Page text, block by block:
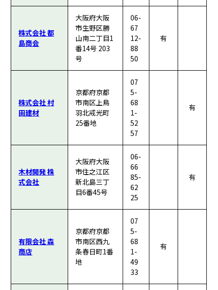
株式会社 都
島商会
大阪府大阪
市生野区勝
山南二丁目1
番14号 203
号
06-
67
12-
88
50
有
株式会社 村
田建材
京都府京都
市南区上鳥
羽北戒光町
25番地
07
5-
68
1-
52
57
有
木材開発 株
式会社
大阪府大阪
市住之江区
新北島三丁
目6番45号
06-
66
85-
62
25
有
有限会社 森
商店
京都府京都
市南区西九
条春日町1番
地
07
5-
68
1-
49
33
有